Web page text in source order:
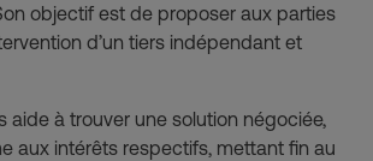
objectif est de proposer aux parties
d’un tiers indépendant et
aide à trouver une solution négociée,
aux intérêts respectifs, mettant fin au